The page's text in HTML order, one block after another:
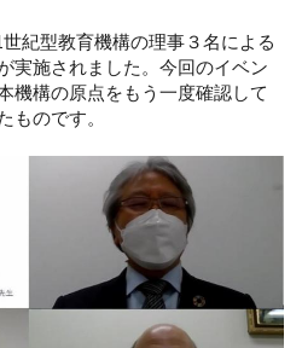
紀型教育機構の理事３名による
実施されました。今回のイベン
機構の原点をもう一度確認して
ものです。